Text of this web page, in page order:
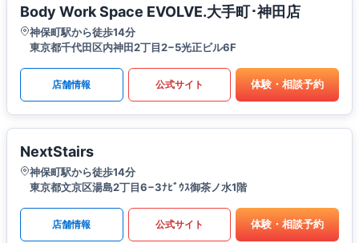
Body Work Space EVOLVE.大手町･神田店
神保町駅から徒歩14分
東京都千代田区内神田2丁目2−5光正ビル6F
店舗情報 公式サイト 体験・相談予約
NextStairs
神保町駅から徒歩14分
東京都文京区湯島2丁目6−3ﾅﾋﾞｳｽ御茶ノ水1階
店舗情報 公式サイト 体験・相談予約